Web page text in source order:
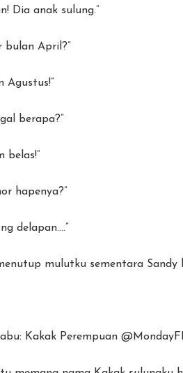
Dia anak sulung.”
bulan April?”
Agustus!”
berapa?”
belas!”
hapenya?”
delapan....”
mulutku sementara Sandy
Kakak Perempuan